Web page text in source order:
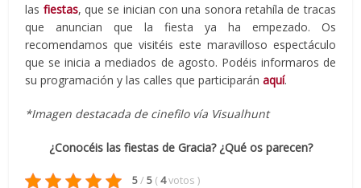
las fiestas, que se inician con una sonora retahíla de tracas
que anuncian que la fiesta ya ha empezado. Os
recomendamos que visitéis este maravilloso espectáculo
que se inicia a mediados de agosto. Podéis informaros de
su programación y las calles que participaránaquí.
*Imagen destacada de cinefilo vía Visualhunt
¿Conocéis las fiestas de Gracia? ¿Qué os parecen?
5/ 5 (4votos )